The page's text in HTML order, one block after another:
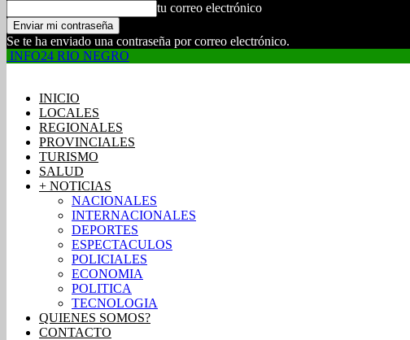
tu correo electrónico
Se te ha enviado una contraseña por correo electrónico.
INFO24 RIO NEGRO
INICIO
LOCALES
REGIONALES
PROVINCIALES
TURISMO
SALUD
+ NOTICIAS
NACIONALES
INTERNACIONALES
DEPORTES
ESPECTACULOS
POLICIALES
ECONOMIA
POLITICA
TECNOLOGIA
QUIENES SOMOS?
CONTACTO